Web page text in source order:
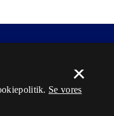
×
Se vores